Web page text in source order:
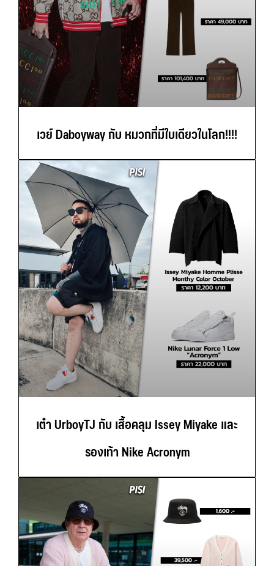
เวย์ Daboyway กับ หมวกที่มีใบเดียวในโลก!!!!
เต๋า UrboyTJ กับ เสื้อคลุม Issey Miyake และ
รองเท้า Nike Acronym